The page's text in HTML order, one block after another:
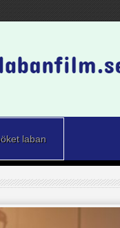
laban